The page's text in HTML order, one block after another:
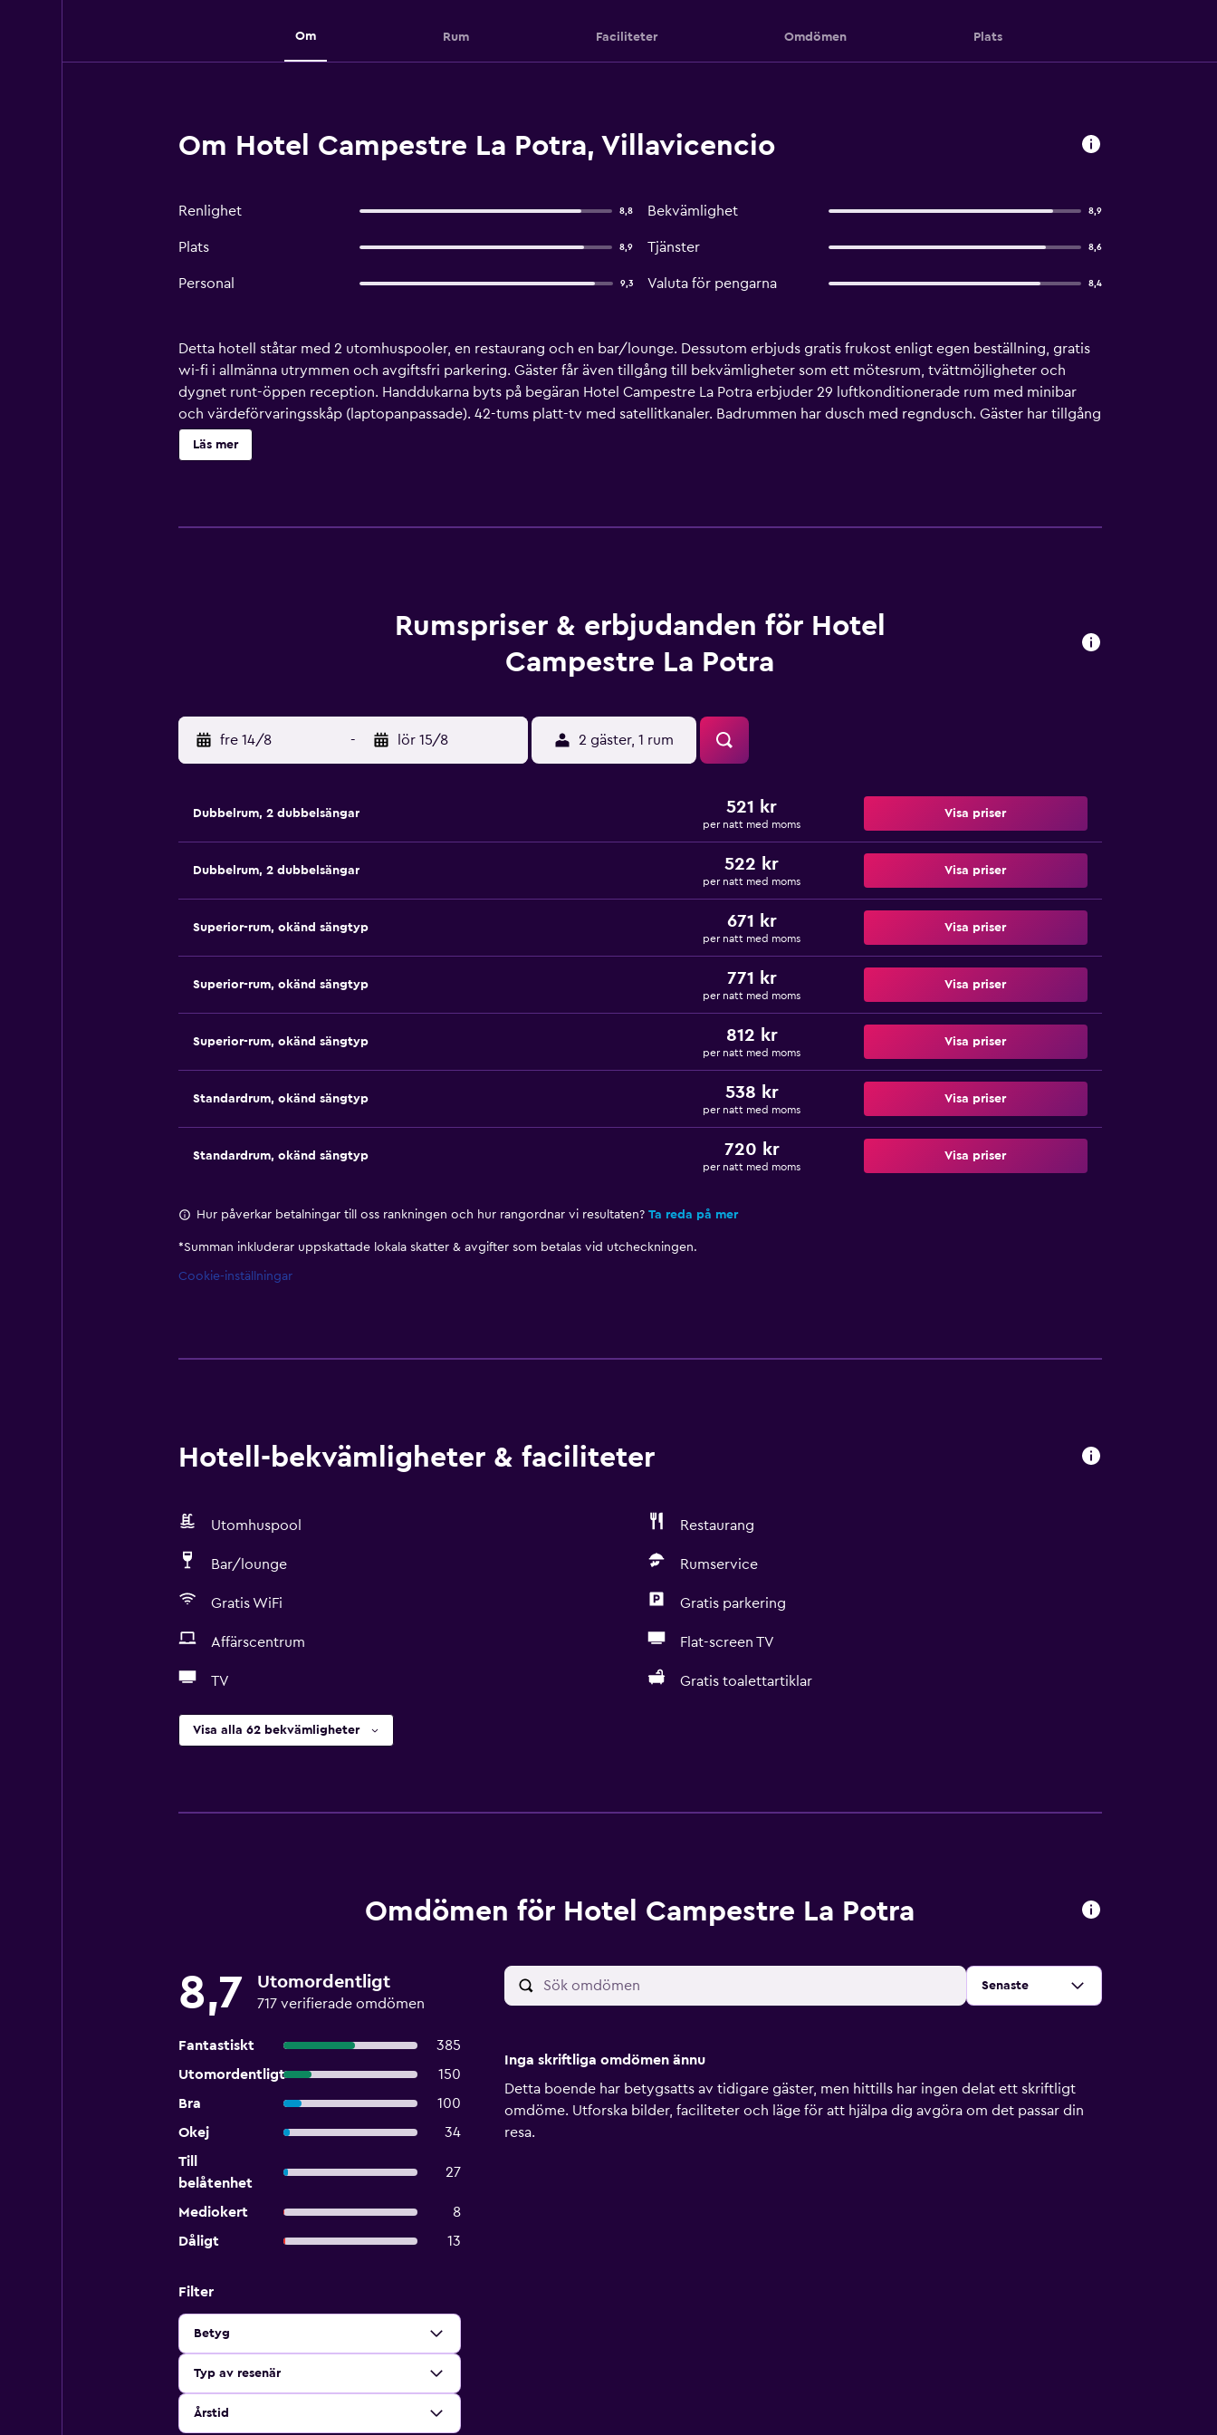
Om Rum Faciliteter Omdömen Plats
Om Hotel Campestre La Potra, Villavicencio
Renlighet 8,8 Bekvämlighet 8,9
Plats 8,9 Tjänster 8,6
Personal 9,3 Valuta för pengarna 8,4
Detta hotell ståtar med 2 utomhuspooler, en restaurang och en bar/lounge. Dessutom erbjuds gratis frukost enligt egen beställning, gratis
wi-fi i allmänna utrymmen och avgiftsfri parkering. Gäster får även tillgång till bekvämligheter som ett mötesrum, tvättmöjligheter och
dygnet runt-öppen reception. Handdukarna byts på begäran Hotel Campestre La Potra erbjuder 29 luftkonditionerade rum med minibar
och värdeförvaringsskåp (laptopanpassade). 42-tums platt-tv med satellitkanaler. Badrummen har dusch med regndusch. Gäster har tillgång
till gratis wi-fi (hastighet: 50+ Mbps). Skrivbord och telefon finns. Byte av handdukar och byte av lakan kan fås på begäran. Städning sker
dagligen. 2 utomhuspooler finns på området. Fritidsaktiviteterna nedan finns antingen tillgängliga på plats eller i närheten. Avgifter kan
Läs mer
Rumspriser & erbjudanden för Hotel
Campestre La Potra
fre 14/8 - lör 15/8 2 gäster, 1 rum
Dubbelrum, 2 dubbelsängar 521 kr
per natt med moms
Visa priser
Dubbelrum, 2 dubbelsängar 522 kr
per natt med moms
Visa priser
Superior-rum, okänd sängtyp 671 kr
per natt med moms
Visa priser
Superior-rum, okänd sängtyp 771 kr
per natt med moms
Visa priser
Superior-rum, okänd sängtyp 812 kr
per natt med moms
Visa priser
Standardrum, okänd sängtyp 538 kr
per natt med moms
Visa priser
Standardrum, okänd sängtyp 720 kr
per natt med moms
Visa priser
Hur påverkar betalningar till oss rankningen och hur rangordnar vi resultaten? Ta reda på mer
*Summan inkluderar uppskattade lokala skatter & avgifter som betalas vid utcheckningen.
Cookie-inställningar
Hotell-bekvämligheter & faciliteter
Utomhuspool Restaurang
Bar/lounge Rumservice
Gratis WiFi Gratis parkering
Affärscentrum Flat-screen TV
TV Gratis toalettartiklar
Visa alla 62 bekvämligheter
Omdömen för Hotel Campestre La Potra
8,7 Utomordentligt
717 verifierade omdömen
Fantastiskt
385
Utomordentligt
150
Bra
100
Okej
34
Till
belåtenhet
27
Mediokert
8
Dåligt
13
Sortera efter
Senaste
Filter
Betyg
Typ av resenär
Årstid
Inga skriftliga omdömen ännu
Detta boende har betygsatts av tidigare gäster, men hittills har ingen delat ett skriftligt
omdöme. Utforska bilder, faciliteter och läge för att hjälpa dig avgöra om det passar din
resa.